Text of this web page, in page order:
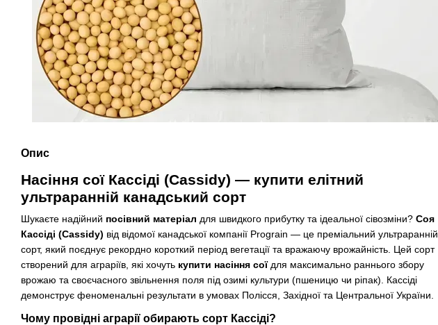
Опис
Насіння сої Кассіді (Cassidy) — купити елітний
ультраранній канадський сорт
Шукаєте надійний посівний матеріал для швидкого прибутку та ідеальної сівозміни? Соя
Кассіді (Cassidy) від відомої канадської компанії Prograin — це преміальний ультраранній
сорт, який поєднує рекордно короткий період вегетації та вражаючу врожайність. Цей сорт
створений для аграріїв, які хочуть купити насіння соїдля максимально раннього збору
врожаю та своєчасного звільнення поля під озимі культури (пшеницю чи ріпак). Кассіді
демонструє феноменальні результати в умовах Полісся, Західної та Центральної України.
Чому провідні аграрії обирають сорт Кассіді?